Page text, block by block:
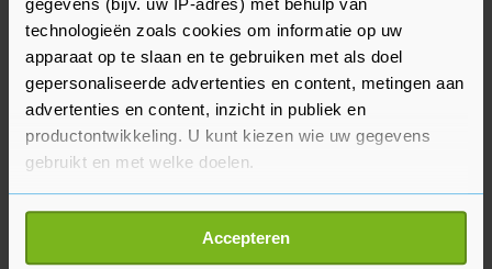
gegevens (bijv. uw IP-adres) met behulp van
technologieën zoals cookies om informatie op uw
apparaat op te slaan en te gebruiken met als doel
gepersonaliseerde advertenties en content, metingen aan
advertenties en content, inzicht in publiek en
productontwikkeling. U kunt kiezen wie uw gegevens
gebruikt en met welke doelen.
Als u het toestaat, willen we ook graag:
Informatie verzamelen over uw geografische
Accepteren
houdbaar" zou zijn om deze groep niet
automatisch ook te compenseren.
Dat wil evenwel nog niet zeggen dat deze mensen
buiten de boot vallen. De landsadvocaat ziet
namelijk wel degelijk argumenten voor de
overheid om toch uit eigen beweging
compensatie te bieden. Het is aan de politiek om